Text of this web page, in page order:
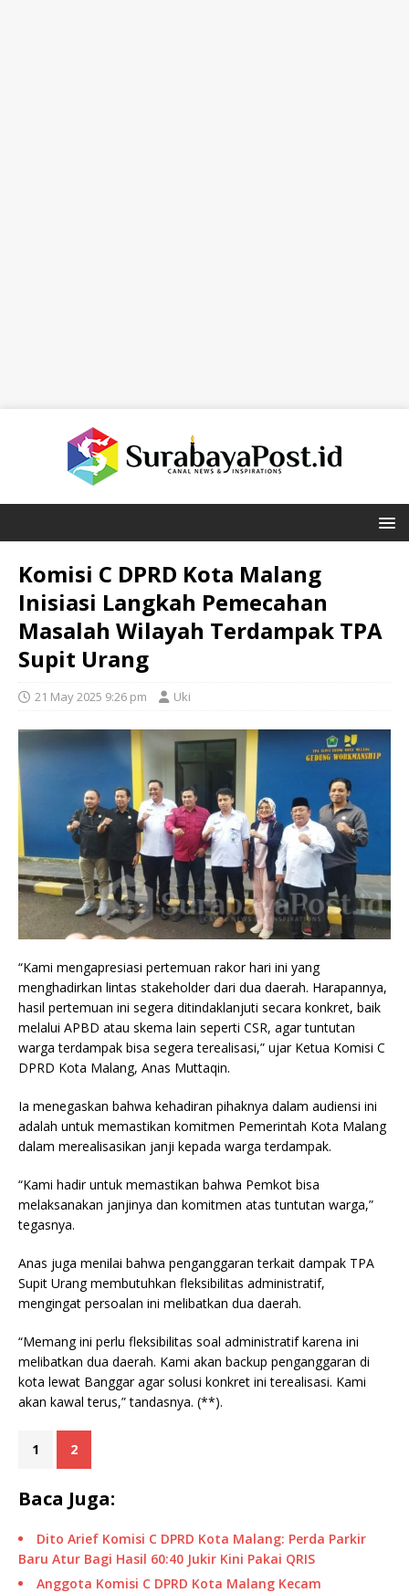
Komisi C DPRD Kota Malang
Inisiasi Langkah Pemecahan
Masalah Wilayah Terdampak TPA
Supit Urang
21 May 2025 9:26 pm Uki
“Kami mengapresiasi pertemuan rakor hari ini yang
menghadirkan lintas stakeholder dari dua daerah. Harapannya,
hasil pertemuan ini segera ditindaklanjuti secara konkret, baik
melalui APBD atau skema lain seperti CSR, agar tuntutan
warga terdampak bisa segera terealisasi,” ujar Ketua Komisi C
DPRD Kota Malang, Anas Muttaqin.
Ia menegaskan bahwa kehadiran pihaknya dalam audiensi ini
adalah untuk memastikan komitmen Pemerintah Kota Malang
dalam merealisasikan janji kepada warga terdampak.
“Kami hadir untuk memastikan bahwa Pemkot bisa
melaksanakan janjinya dan komitmen atas tuntutan warga,”
tegasnya.
Anas juga menilai bahwa penganggaran terkait dampak TPA
Supit Urang membutuhkan fleksibilitas administratif,
mengingat persoalan ini melibatkan dua daerah.
“Memang ini perlu fleksibilitas soal administratif karena ini
melibatkan dua daerah. Kami akan backup penganggaran di
kota lewat Banggar agar solusi konkret ini terealisasi. Kami
akan kawal terus,” tandasnya. (**).
1 2
Baca Juga:
Dito Arief Komisi C DPRD Kota Malang: Perda Parkir
Baru Atur Bagi Hasil 60:40 Jukir Kini Pakai QRIS
Anggota Komisi C DPRD Kota Malang Kecam